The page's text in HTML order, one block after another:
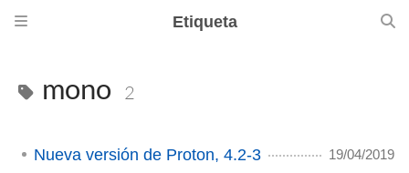
Etiqueta
mono 2
Nueva versión de Proton, 4.2-3 19/04/2019